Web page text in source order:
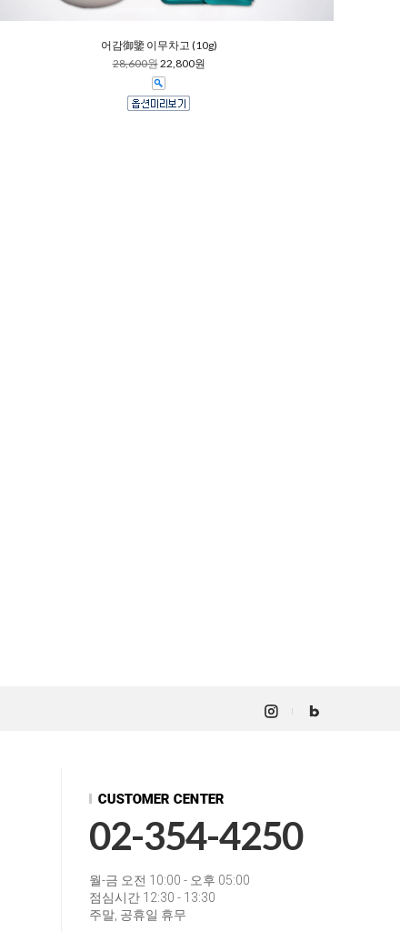
어감御鑒 이무차고 (10g)
28,600원22,800원
02-354-4250
월-금 오전 10:00 - 오후 05:00
점심시간 12:30 - 13:30
주말, 공휴일 휴무